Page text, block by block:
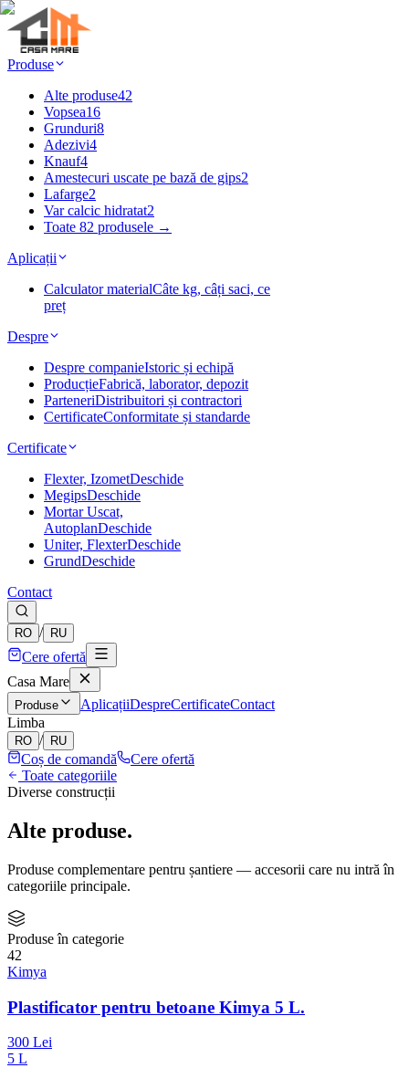
Produse
Alte produse42
Vopsea16
Grunduri8
Adezivi4
Knauf4
Amestecuri uscate pe bază de gips2
Lafarge2
Var calcic hidratat2
Toate 82 produsele →
Aplicații
Calculator materialCâte kg, câți saci, ce
preț
Despre
Despre companieIstoric și echipă
ProducțieFabrică, laborator, depozit
ParteneriDistribuitori și contractori
CertificateConformitate și standarde
Certificate
Flexter, IzometDeschide
MegipsDeschide
Mortar Uscat,
AutoplanDeschide
Uniter, FlexterDeschide
GrundDeschide
Contact
RO / RU
Cere ofertă
Casa Mare
Produse AplicațiiDespreCertificateContact
Limba
RO / RU
Coș de comandă
Cere ofertă
Toate categoriile
Diverse construcții
Alte produse.
Produse complementare pentru șantiere — accesorii care nu intră în
categoriile principale.
Produse în categorie
42
Kimya
Plastificator pentru betoane Kimya 5 L.
300 Lei
5 L